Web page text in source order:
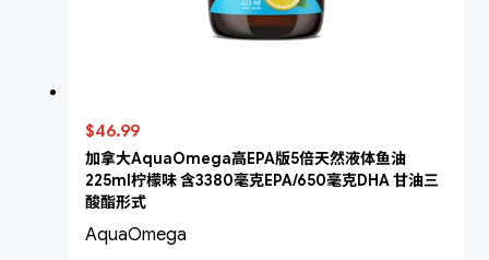
$46.99
加拿大AquaOmega高EPA版5倍天然液体鱼油
225ml柠檬味 含3380毫克EPA/650毫克DHA 甘油三
酸酯形式
AquaOmega